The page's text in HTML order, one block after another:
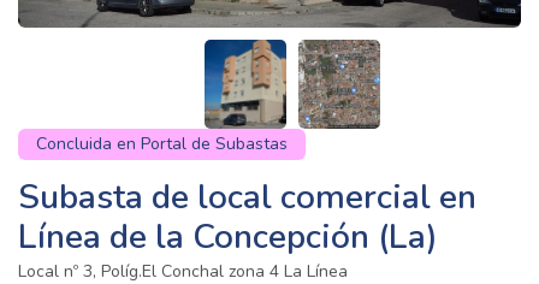
Concluida en Portal de Subastas
Subasta de local comercial en
Línea de la Concepción (La)
Local nº 3, Políg.El Conchal zona 4 La Línea